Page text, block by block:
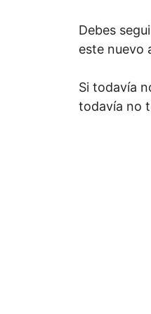
Debes
este nuevo
Si todavía
todavía no